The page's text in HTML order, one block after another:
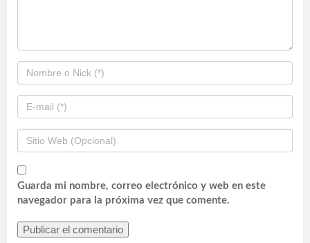
Guarda mi nombre, correo electrónico y web en este
navegador para la próxima vez que comente.